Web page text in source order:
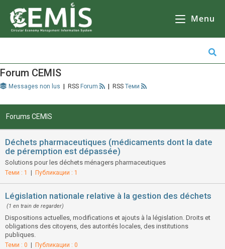
Menu
l'école, de faire des courses ou de faire du shopping.
Forum CEMIS
Messages non lus Forum Теми
Forums CEMIS
Déchets pharmaceutiques (médicaments dont la date
de péremption est dépassée)
Solutions pour les déchets ménagers pharmaceutiques
Теми : 1 Публикации : 1
Législation nationale relative à la gestion des déchets
(1 en train de regarder)
Dispositions actuelles, modifications et ajouts à la législation. Droits et
obligations des citoyens, des autorités locales, des institutions
publiques.
Теми : 0 Публикации : 0